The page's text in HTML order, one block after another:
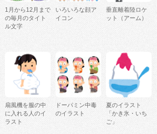
1月から12月まで
の毎月のタイト
ル文字
いろいろな顔ア
イコン
垂直離着陸ロケ
ット（アーム）
扇風機を服の中
に入れる人のイ
ラスト
ドーパミン中毒
のイラスト
夏のイラスト
「かき氷・いち
ご」